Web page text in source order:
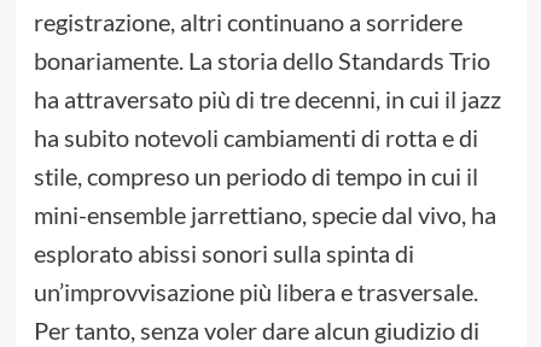
registrazione, altri continuano a sorridere
bonariamente. La storia dello Standards Trio
ha attraversato più di tre decenni, in cui il jazz
ha subito notevoli cambiamenti di rotta e di
stile, compreso un periodo di tempo in cui il
mini-ensemble jarrettiano, specie dal vivo, ha
esplorato abissi sonori sulla spinta di
un’improvvisazione più libera e trasversale.
Per tanto, senza voler dare alcun giudizio di